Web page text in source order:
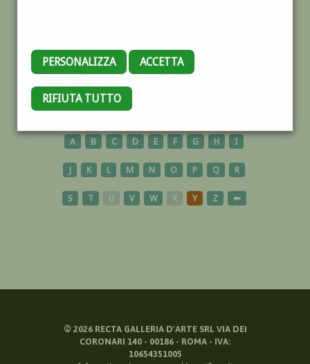
PERSONALIZZA ACCETTA
RIFIUTA TUTTO
VIGGIU
A B C D E F G H I
J K L M N O P Q R
S T U V W X Y Z ⬅
© 2026RECTA GALLERIA D'ARTE SRL VIA DEI
CORONARI 140 - 00186 - ROMA - IVA:
10654351005